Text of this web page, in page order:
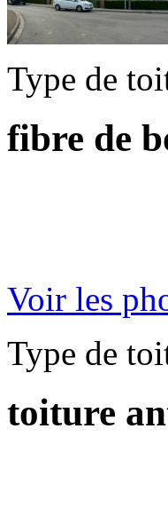
Type de
fibre de
Voir les
Type de
toiture